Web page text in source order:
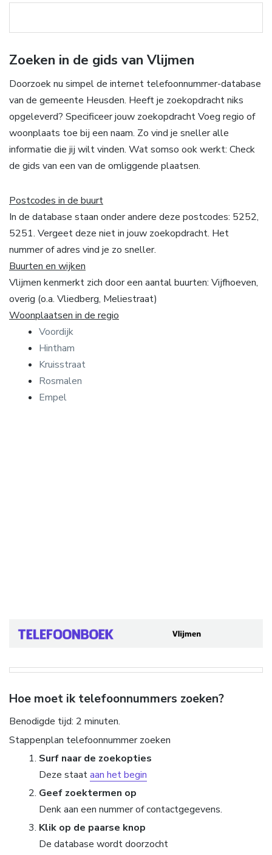
Zoeken in de gids van Vlijmen
Doorzoek nu simpel de internet telefoonnummer-database
van de gemeente Heusden. Heeft je zoekopdracht niks
opgeleverd? Specificeer jouw zoekopdracht Voeg regio of
woonplaats toe bij een naam. Zo vind je sneller alle
informatie die jij wilt vinden. Wat somso ook werkt: Check
de gids van een van de omliggende plaatsen.
Postcodes in de buurt
In de database staan onder andere deze postcodes: 5252,
5251. Vergeet deze niet in jouw zoekopdracht. Het
nummer of adres vind je zo sneller.
Buurten en wijken
Vlijmen kenmerkt zich door een aantal buurten: Vijfhoeven,
overig (o.a. Vliedberg, Meliestraat)
Woonplaatsen in de regio
Voordijk
Hintham
Kruisstraat
Rosmalen
Empel
Hoe moet ik telefoonnummers zoeken?
Benodigde tijd: 2 minuten.
Stappenplan telefoonnummer zoeken
Surf naar de zoekopties
Deze staataan het begin
Geef zoektermen op
Denk aan een nummer of contactgegevens.
Klik op de paarse knop
De database wordt doorzocht